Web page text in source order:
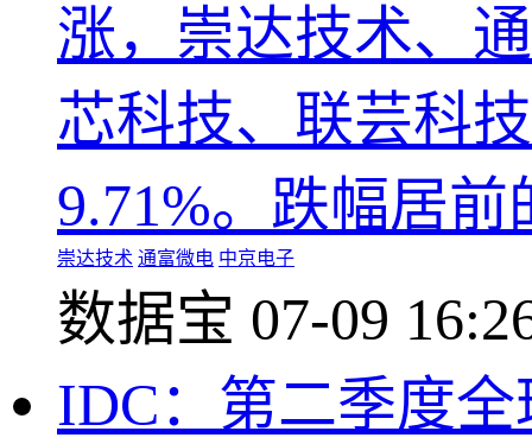
涨，崇达技术、
芯科技、联芸科
9.71%。跌幅居
崇达技术 通富微电 中京电子
数据宝 07-09
IDC：第二季度全